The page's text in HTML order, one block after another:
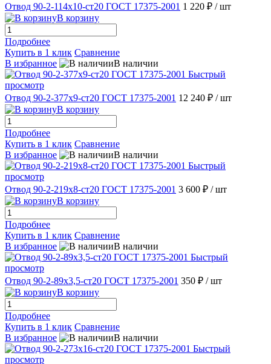
Отвод 90-2-114х10-ст20 ГОСТ 17375-2001 1 220 ₽ / шт
В корзину
Подробнее
Купить в 1 клик Сравнение
В избранное
В наличии
Быстрый
просмотр
Отвод 90-2-377х9-ст20 ГОСТ 17375-2001 12 240 ₽ / шт
В корзину
Подробнее
Купить в 1 клик Сравнение
В избранное
В наличии
Быстрый
просмотр
Отвод 90-2-219х8-ст20 ГОСТ 17375-2001 3 600 ₽ / шт
В корзину
Подробнее
Купить в 1 клик Сравнение
В избранное
В наличии
Быстрый
просмотр
Отвод 90-2-89х3,5-ст20 ГОСТ 17375-2001 350 ₽ / шт
В корзину
Подробнее
Купить в 1 клик Сравнение
В избранное
В наличии
Быстрый
просмотр